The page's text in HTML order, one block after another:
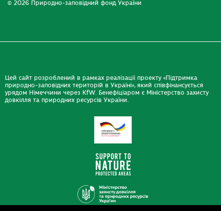
© 2026 Природно-заповідний фонд України
Цей сайт розроблений в рамках реалізації проекту «Підтримка
природно-заповідних територій в Україні», який співфінансується
урядом Німеччини через KfW. Бенефіціаром є Міністерство захисту
довкілля та природних ресурсів України.